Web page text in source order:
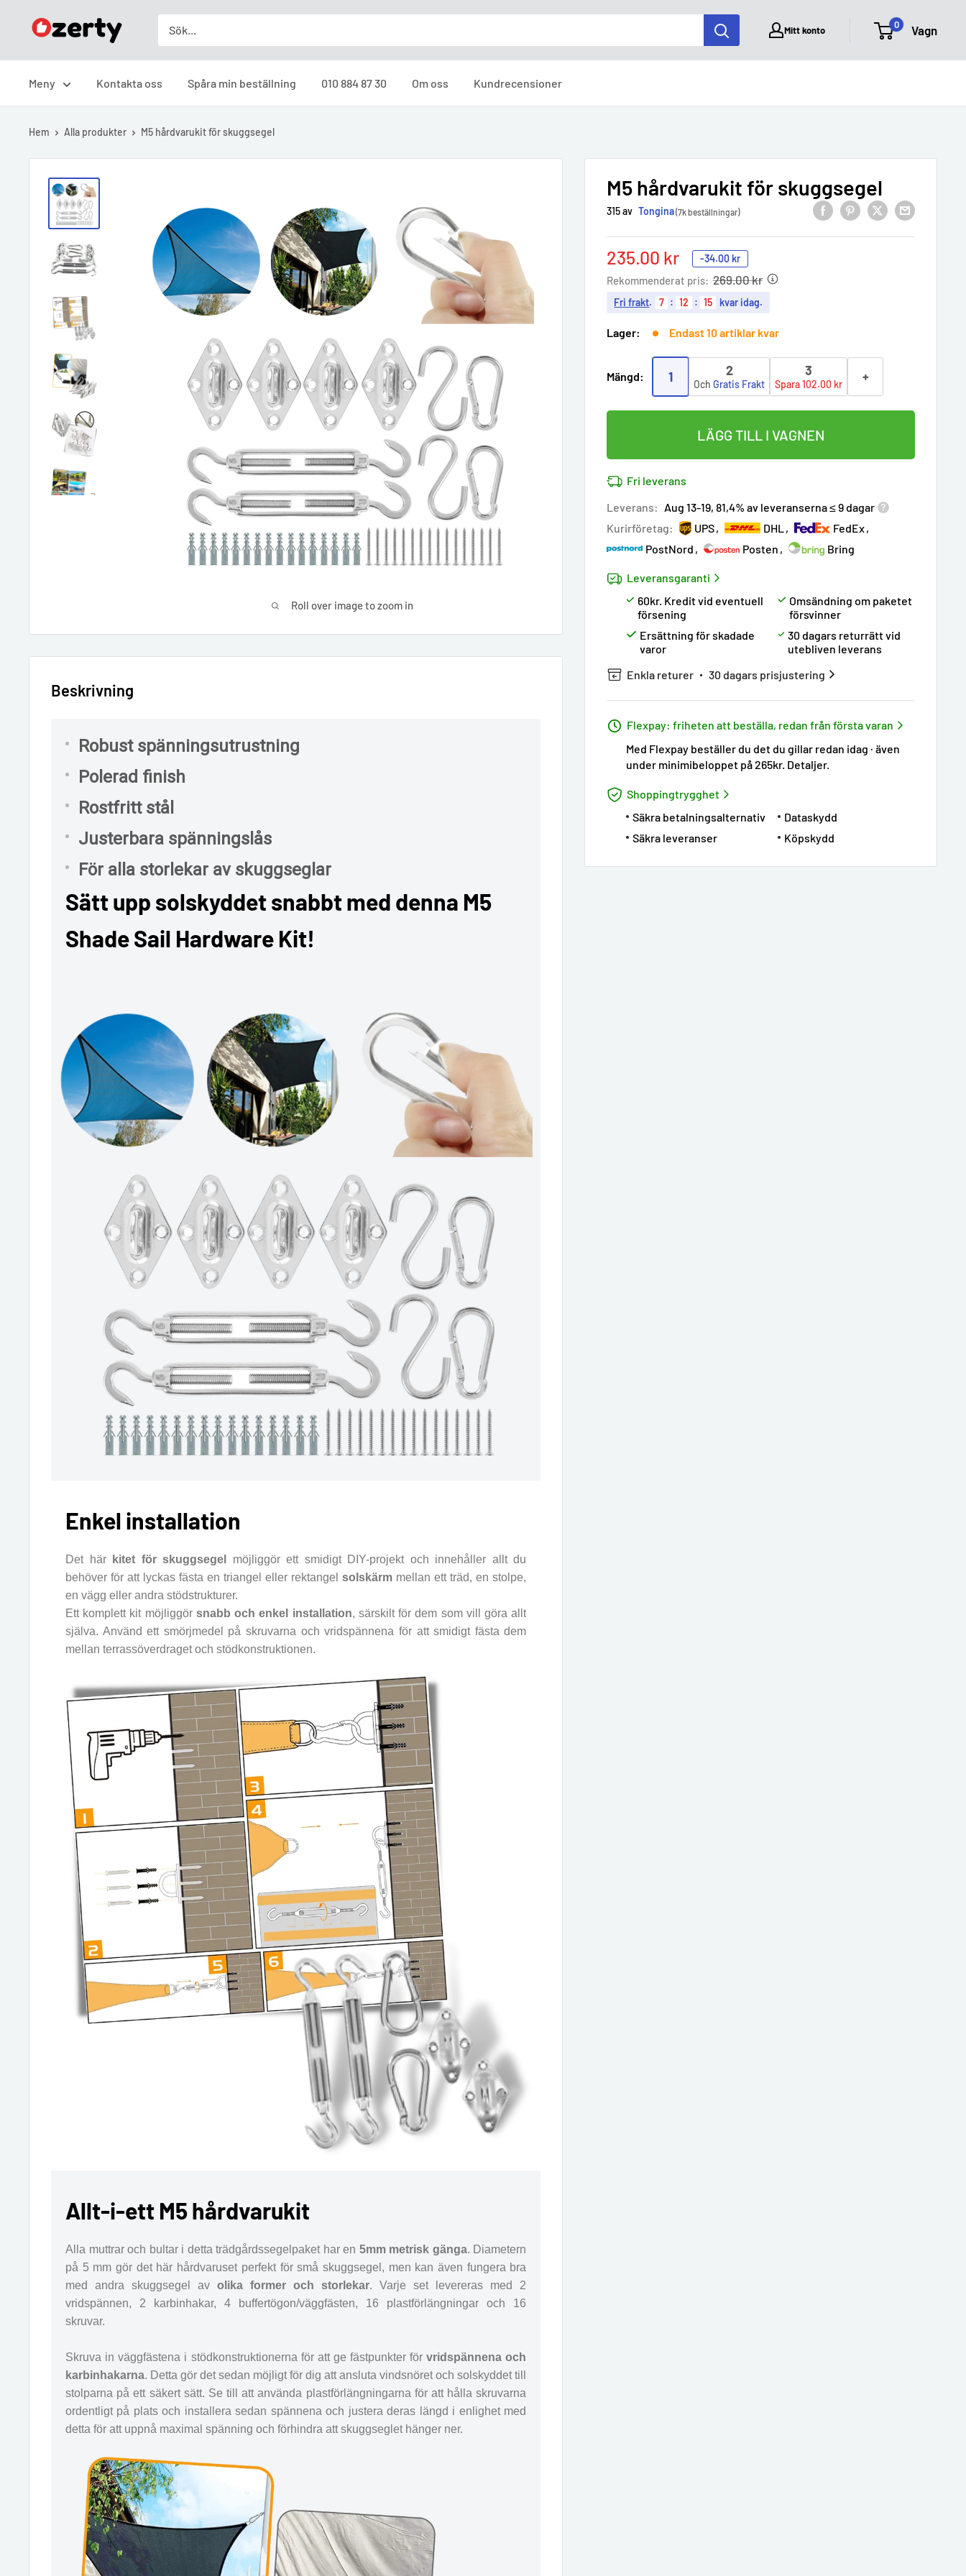
Ozerty
Mitt konto 0 Vagn
Meny Kontakta oss Spåra min beställning 010 884 87 30 Om oss Kundrecensioner
Hem Alla produkter M5 hårdvarukit för skuggsegel
Roll over image to zoom in
M5 hårdvarukit för skuggsegel
315 av Tongina(7k beställningar)
Sale
price
235.00 kr -34.00 kr
Rekommenderat pris: 269.00 kr
Fri frakt. 7 : 12 : 14 kvar idag.
Lager: Endast 10 artiklar kvar
Mängd: 1 2
OchGratis Frakt
3
Spara 102.00 kr +
LÄGG TILL I VAGNEN
Fri leverans
Leverans: Aug 13-19, 81,4% av leveranserna ≤ 9 dagar
Kurirföretag:
UPS DHL
FedEx
PostNord
Posten Bring
Leveransgaranti
60kr. Kredit vid eventuell
försening
Omsändning om paketet
försvinner
Ersättning för skadade
varor
30 dagars returrätt vid
utebliven leverans
Enkla returer
30 dagars prisjustering
Flexpay: friheten att beställa, redan från första varan
Med Flexpay beställer du det du gillar redan idag · även
under minimibeloppet på 265kr. Detaljer.
Shoppingtrygghet
Säkra betalningsalternativ
Dataskydd
Säkra leveranser
Köpskydd
Beskrivning
Robust spänningsutrustning
Polerad finish
Rostfritt stål
Justerbara spänningslås
För alla storlekar av skuggseglar
Sätt upp solskyddet snabbt med denna M5
Shade Sail Hardware Kit!
Enkel installation
Det här kitet för skuggsegel
möjliggör ett smidigt DIY-projekt och innehåller allt du
behöver för att lyckas fästa en triangel eller rektangelsolskärm mellan ett träd, en stolpe,
en vägg eller andra stödstrukturer.
Ett komplett kit möjliggör snabb och enkel installation, särskilt för dem som vill göra allt
själva. Använd ett smörjmedel på skruvarna och vridspännena för att smidigt fästa dem
mellan terrassöverdraget och stödkonstruktionen.
Allt-i-ett M5 hårdvarukit
Alla muttrar och bultar i detta trädgårdssegelpaket har en 5mm metrisk gänga. Diametern
på 5 mm gör det här hårdvaruset perfekt för små skuggsegel, men kan även fungera bra
med andra skuggsegel avolika former och storlekar. Varje set levereras med 2
vridspännen, 2 karbinhakar, 4 buffertögon/väggfästen, 16 plastförlängningar och 16
skruvar.
Skruva in väggfästena i stödkonstruktionerna för att ge fästpunkter förvridspännena och
karbinhakarna. Detta gör det sedan möjligt för dig att ansluta vindsnöret och solskyddet till
stolparna på ett säkert sätt. Se till att använda plastförlängningarna för att hålla skruvarna
ordentligt på plats och installera sedan spännena och justera deras längd i enlighet med
detta för att uppnå maximal spänning och förhindra att skuggseglet hänger ner.